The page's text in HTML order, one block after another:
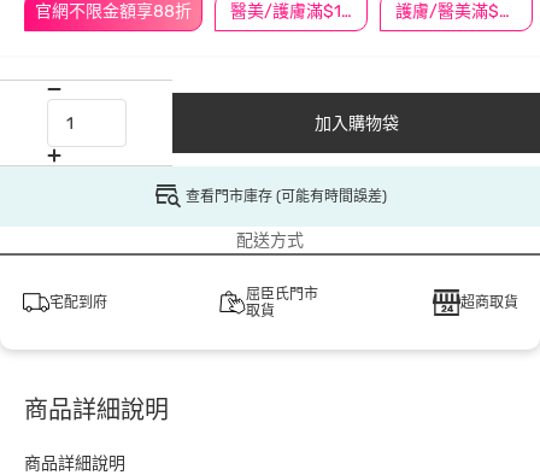
官網不限金額享88折 醫美/護膚滿$1200送$200 護膚/醫美滿$600送好禮
加入購物袋
查看門市庫存 (可能有時間誤差)
配送方式
宅配到府
屈臣氏門市
取貨
超商取貨
商品詳細說明
商品詳細說明